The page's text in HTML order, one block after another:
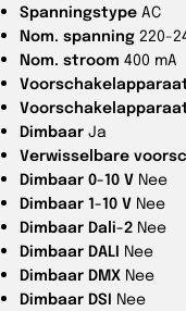
Spanningstype AC
Nom. spanning 220-
Nom. stroom 400 mA
Dimbaar Ja
Verwisselbare
Dimbaar 0-10 V Nee
Dimbaar 1-10 V Nee
Dimbaar Dali-2 Nee
Dimbaar DALI Nee
Dimbaar DMX Nee
Dimbaar DSI Nee